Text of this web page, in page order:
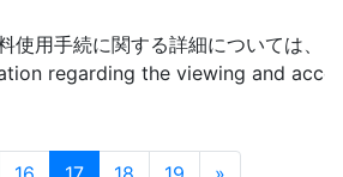
使用手続に関する詳細については、「
regarding the viewing and
Next